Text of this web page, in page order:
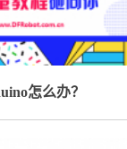
怎么办？